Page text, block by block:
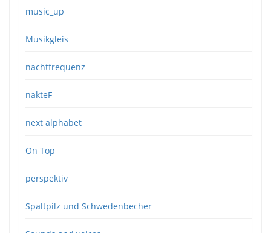
music_up
Musikgleis
nachtfrequenz
nakteF
next alphabet
On Top
perspektiv
Spaltpilz und Schwedenbecher